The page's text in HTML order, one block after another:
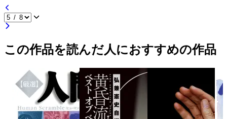
この作品を読んだ人におすすめの作品